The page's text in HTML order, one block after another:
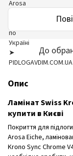
До
Опис
Ламінат Swiss
купити в Києві
Покриття для
Arosa Eiche,
Krono Sync Chrome